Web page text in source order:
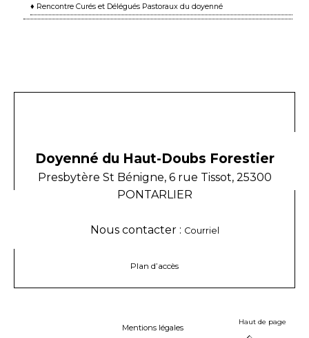
♦ Rencontre Curés et Délégués Pastoraux du doyenné
Doyenné du Haut-Doubs Forestier
Presbytère St Bénigne, 6 rue Tissot, 25300
PONTARLIER
Nous contacter : Courriel
Plan d’accès
Mentions légales
Haut de page